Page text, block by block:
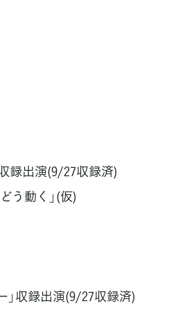
録出演(9/27収録済)
う動く」(仮)
」収録出演(9/27収録済)